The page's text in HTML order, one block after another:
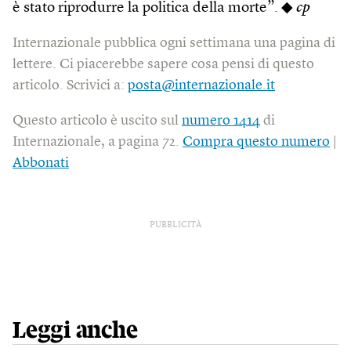
è stato riprodurre la politica della morte”. ◆ cp
Internazionale pubblica ogni settimana una pagina di
lettere. Ci piacerebbe sapere cosa pensi di questo
articolo. Scrivici a: posta@internazionale.it
Questo articolo è uscito sul numero 1414 di
Internazionale, a pagina 72. Compra questo numero
Abbonati
PUBBLICITÀ
Leggi anche